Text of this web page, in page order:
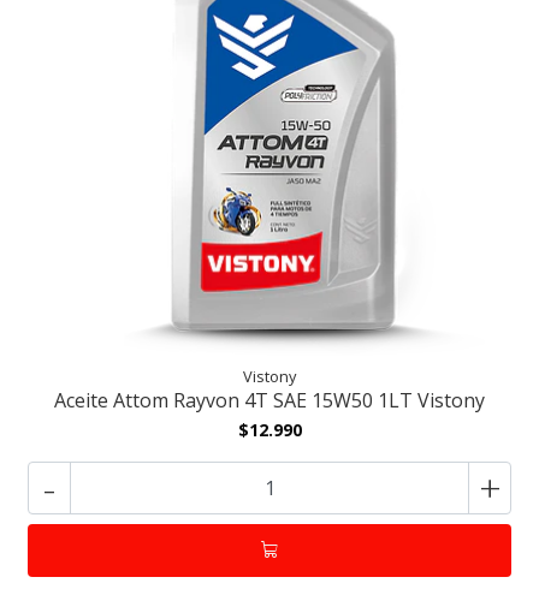
Vistony
Aceite Attom Rayvon 4T SAE 15W50 1LT Vistony
$12.990
- +